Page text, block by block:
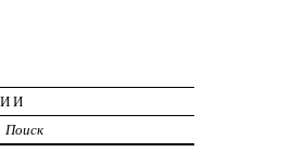
Поиск